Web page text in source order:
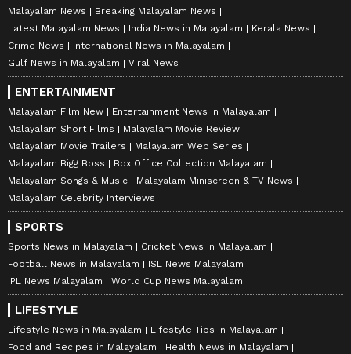
Malayalam News
Breaking Malayalam News
Latest Malayalam News
India News in Malayalam
Kerala News
Crime News
International News in Malayalam
Gulf News in Malayalam
Viral News
ENTERTAINMENT
Malayalam Film New
Entertainment News in Malayalam
Malayalam Short Films
Malayalam Movie Review
Malayalam Movie Trailers
Malayalam Web Series
Malayalam Bigg Boss
Box Office Collection Malayalam
Malayalam Songs & Music
Malayalam Miniscreen & TV News
Malayalam Celebrity Interviews
SPORTS
Sports News in Malayalam
Cricket News in Malayalam
Football News in Malayalam
ISL News Malayalam
IPL News Malayalam
World Cup News Malayalam
LIFESTYLE
Lifestyle News in Malayalam
Lifestyle Tips in Malayalam
Food and Recipes in Malayalam
Health News in Malayalam